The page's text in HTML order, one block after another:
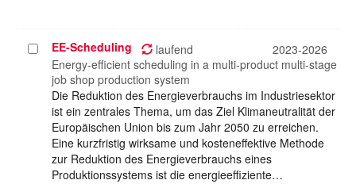
Projekt
auswählen
EE-Scheduling laufend
2023-2026
Energy-efficient scheduling in a multi-product multi-stage
job shop production system
Die Reduktion des Energieverbrauchs im Industriesektor
ist ein zentrales Thema, um das Ziel Klimaneutralität der
Europäischen Union bis zum Jahr 2050 zu erreichen.
Eine kurzfristig wirksame und kosteneffektive Methode
zur Reduktion des Energieverbrauchs eines
Produktionssystems ist die energieeffiziente…